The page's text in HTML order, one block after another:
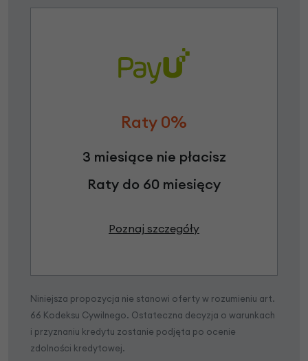
Raty 0%
3 miesiące nie płacisz
Raty do 60 miesięcy
Poznaj szczegóły
Niniejsza propozycja nie stanowi oferty w rozumieniu art.
66 Kodeksu Cywilnego. Ostateczna decyzja o warunkach
i przyznaniu kredytu zostanie podjęta po ocenie
zdolności kredytowej.